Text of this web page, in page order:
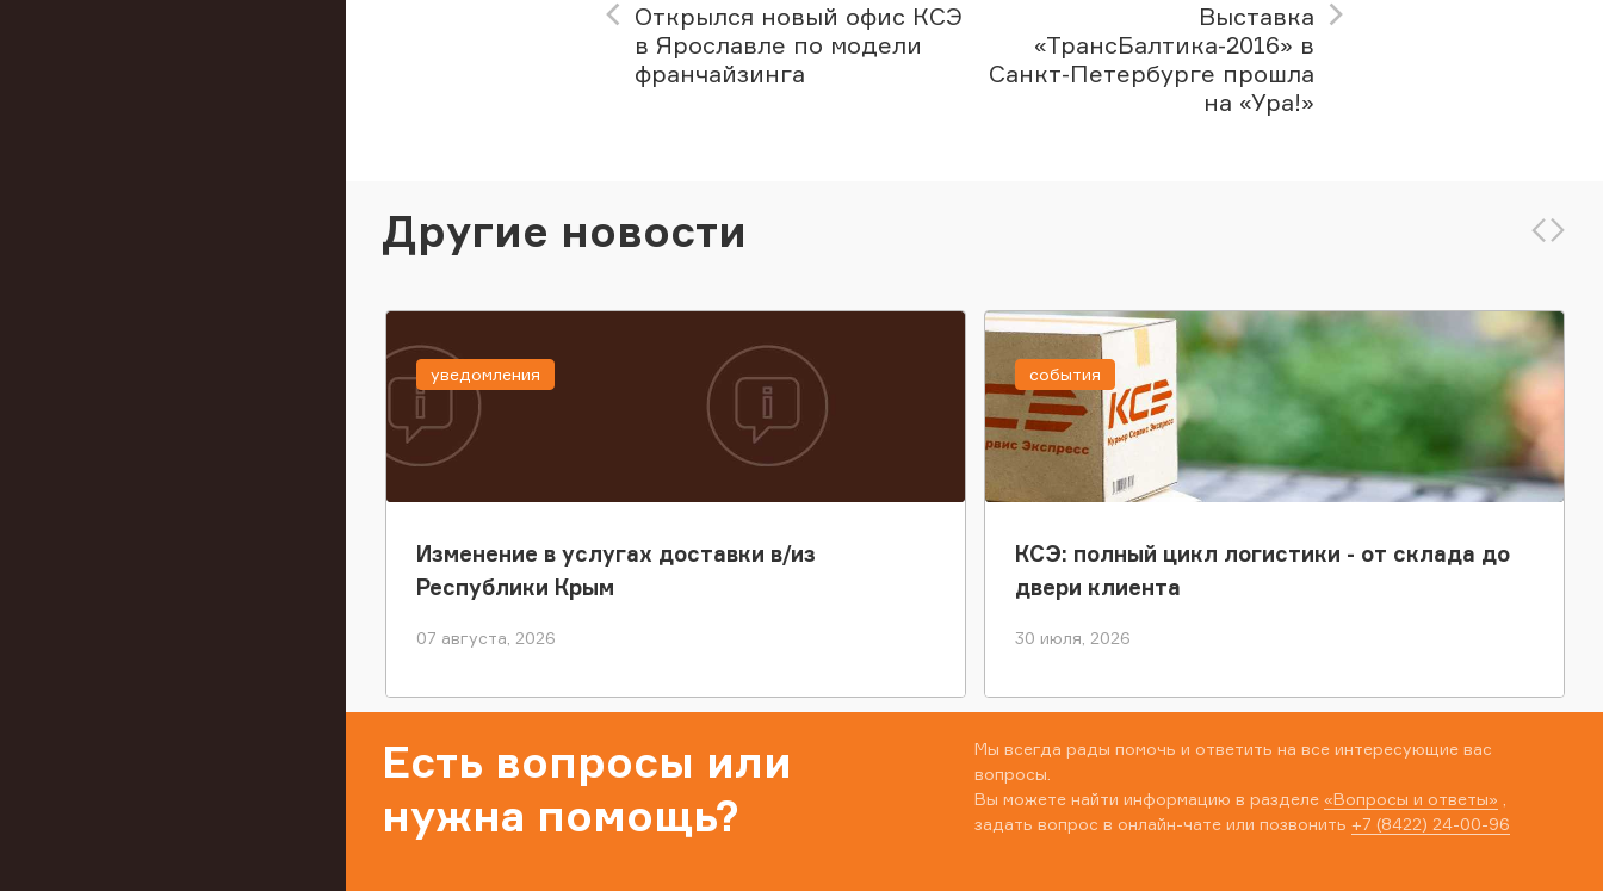
Открылся новый офис КСЭ
в Ярославле по модели
франчайзинга
Выставка
«ТрансБалтика-2016» в
Санкт-Петербурге прошла
на «Ура!»
Другие новости
Изменение в услугах доставки в/из
Республики Крым
07 августа, 2026
уведомления
КСЭ: полный цикл логистики - от склада до
двери клиента
30 июля, 2026
события
Есть вопросы или
нужна помощь?
Мы всегда рады помочь и ответить на все интересующие вас
вопросы.
Вы можете найти информацию в разделе «Вопросы и ответы»
задать вопрос в онлайн-чате или позвонить +7 (8422) 24-00-96